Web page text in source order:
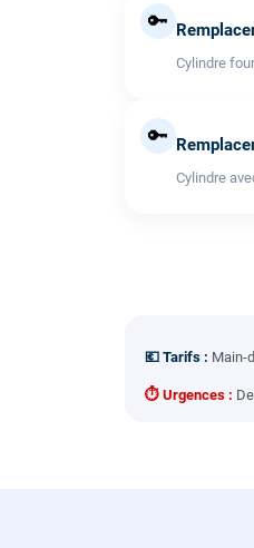
🔑
Cylindre
🔑
Cylindre
💶 Tarifs : Main-
⏱ Urgences :